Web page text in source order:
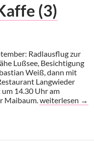
(3)
Radlausflug zur
Lußsee, Besichtigung
Weiß, dann mit
Langwieder
14.30 Uhr am
Maibaum.Kirche Kultur &
weiterlesen →